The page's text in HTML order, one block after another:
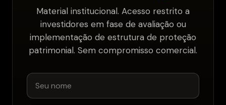
Material institucional. Acesso restrito a
investidores em fase de avaliação ou
implementação de estrutura de proteção
patrimonial. Sem compromisso comercial.